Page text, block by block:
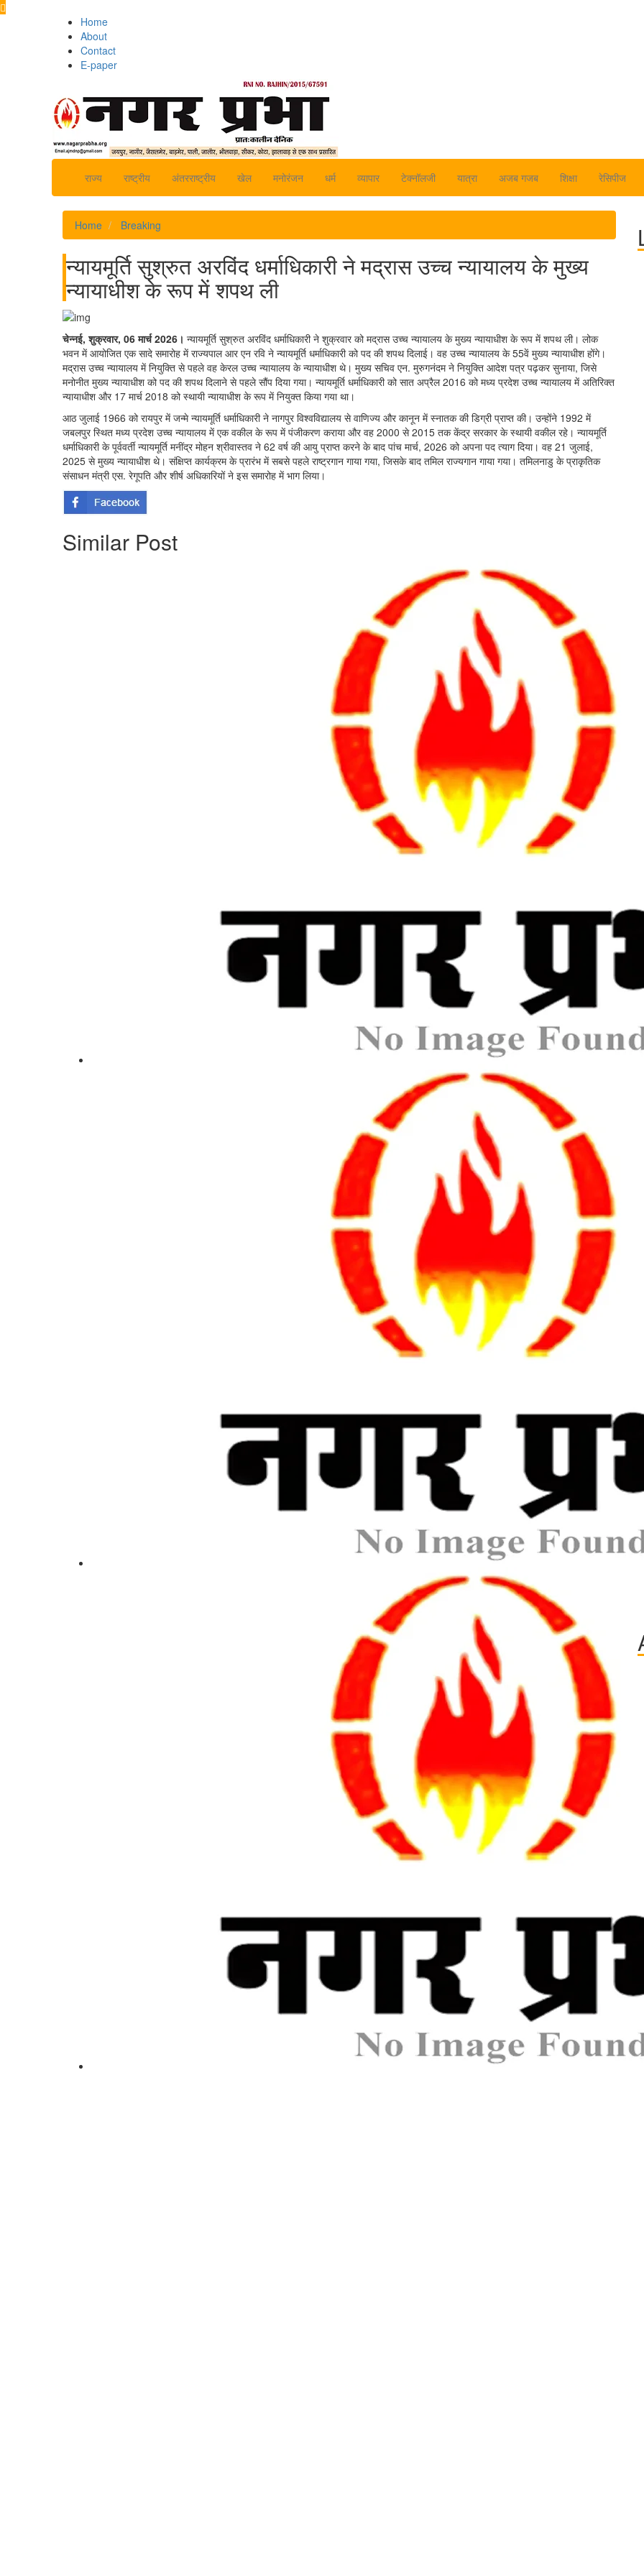
Home
About
Contact
E-paper
राज्य राष्ट्रीय अंतरराष्ट्रीय खेल मनोरंजन धर्म व्यापार टेक्नॉलजी यात्रा अजब गजब शिक्षा रेसिपीज
Home Breaking
न्यायमूर्ति सुश्रुत अरविंद धर्माधिकारी ने मद्रास उच्च न्यायालय के मुख्य
न्यायाधीश के रूप में शपथ ली
चेन्नई, शुक्रवार, 06 मार्च 2026। न्यायमूर्ति सुश्रुत अरविंद धर्माधिकारी ने शुक्रवार को मद्रास उच्च न्यायालय के मुख्य न्यायाधीश के रूप में शपथ ली। लोक
भवन में आयोजित एक सादे समारोह में राज्यपाल आर एन रवि ने न्यायमूर्ति धर्माधिकारी को पद की शपथ दिलाई। वह उच्च न्यायालय के 55वें मुख्य न्यायाधीश होंगे।
मद्रास उच्च न्यायालय में नियुक्ति से पहले वह केरल उच्च न्यायालय के न्यायाधीश थे। मुख्य सचिव एन. मुरुगनंदम ने नियुक्ति आदेश पत्र पढ़कर सुनाया, जिसे
मनोनीत मुख्य न्यायाधीश को पद की शपथ दिलाने से पहले सौंप दिया गया। न्यायमूर्ति धर्माधिकारी को सात अप्रैल 2016 को मध्य प्रदेश उच्च न्यायालय में अतिरिक्त
न्यायाधीश और 17 मार्च 2018 को स्थायी न्यायाधीश के रूप में नियुक्त किया गया था।
आठ जुलाई 1966 को रायपुर में जन्मे न्यायमूर्ति धर्माधिकारी ने नागपुर विश्वविद्यालय से वाणिज्य और कानून में स्नातक की डिग्री प्राप्त की। उन्होंने 1992 में
जबलपुर स्थित मध्य प्रदेश उच्च न्यायालय में एक वकील के रूप में पंजीकरण कराया और वह 2000 से 2015 तक केंद्र सरकार के स्थायी वकील रहे। न्यायमूर्ति
धर्माधिकारी के पूर्ववर्ती न्यायमूर्ति मनींद्र मोहन श्रीवास्तव ने 62 वर्ष की आयु प्राप्त करने के बाद पांच मार्च, 2026 को अपना पद त्याग दिया। वह 21 जुलाई,
2025 से मुख्य न्यायाधीश थे। संक्षिप्त कार्यक्रम के प्रारंभ में सबसे पहले राष्ट्रगान गाया गया, जिसके बाद तमिल राज्यगान गाया गया। तमिलनाडु के प्राकृतिक
संसाधन मंत्री एस. रेगूपति और शीर्ष अधिकारियों ने इस समारोह में भाग लिया।
Similar Post